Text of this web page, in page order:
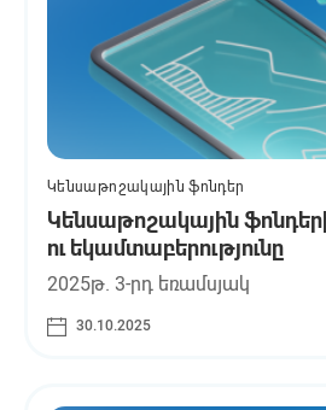
Կենսաթոշակային ֆոնդեր
Կենսաթոշակային
ու եկամտաբերությունը
2025թ. 3-րդ եռամսյակ
30.10.2025